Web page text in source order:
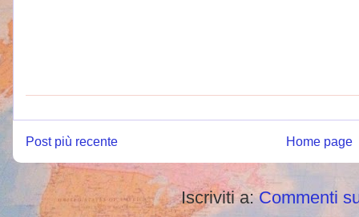
Post più recente Home page
Iscriviti a:Commenti